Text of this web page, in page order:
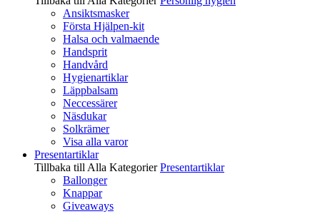
Ansiktsmasker
Första Hjälpen-kit
Halsa och valmaende
Handsprit
Handvård
Hygienartiklar
Läppbalsam
Neccessärer
Näsdukar
Solkrämer
Visa alla varor
Presentartiklar
Tillbaka till Alla Kategorier Presentartiklar
Ballonger
Knappar
Giveaways